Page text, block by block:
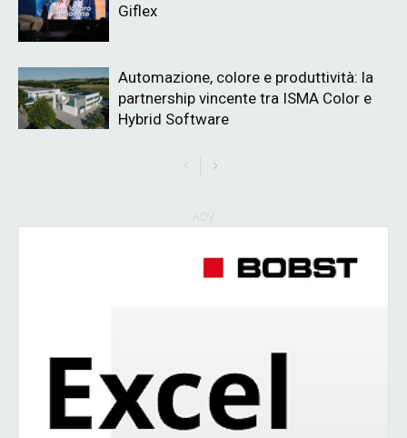
Giflex
Automazione, colore e produttività: la
partnership vincente tra ISMA Color e
Hybrid Software